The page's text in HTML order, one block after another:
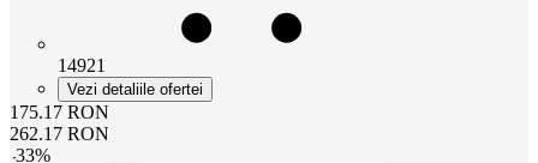
14921
Vezi detaliile ofertei
175.17 RON
262.17 RON
-33%